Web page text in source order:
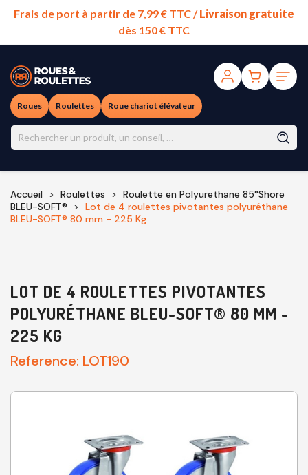
Frais de port à partir de 7,99 € TTC /Livraison gratuite
dès 150 € TTC
Roues Roulettes Roue chariot élévateur
Accueil Roulettes
Roulette en Polyurethane 85°Shore
BLEU-SOFT®
Lot de 4 roulettes pivotantes polyuréthane
BLEU-SOFT® 80 mm - 225 Kg
LOT DE 4 ROULETTES PIVOTANTES
POLYURÉTHANE BLEU-SOFT® 80 MM -
225 KG
Reference: LOT190